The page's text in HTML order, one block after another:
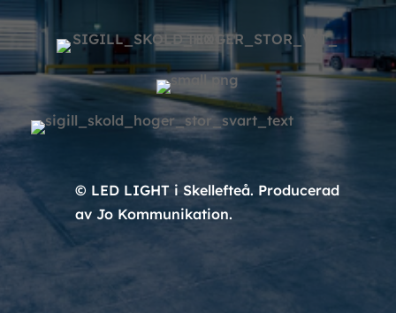
© LED LIGHT i Skellefteå. Producerad
av Jo Kommunikation.